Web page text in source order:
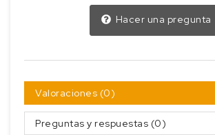
Hacer una pregunta
Valoraciones (0)
Preguntas y respuestas (0)